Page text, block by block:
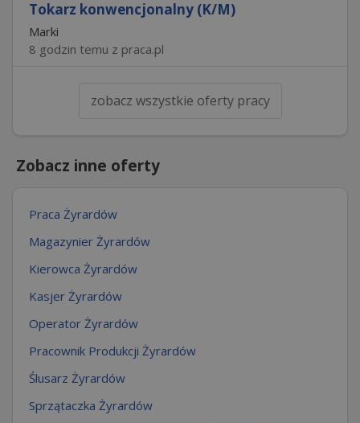
Tokarz konwencjonalny (K/M)
Marki
8 godzin temu z praca.pl
zobacz wszystkie oferty pracy
Zobacz inne oferty
Praca Żyrardów
Magazynier Żyrardów
Kierowca Żyrardów
Kasjer Żyrardów
Operator Żyrardów
Pracownik Produkcji Żyrardów
Ślusarz Żyrardów
Sprzątaczka Żyrardów